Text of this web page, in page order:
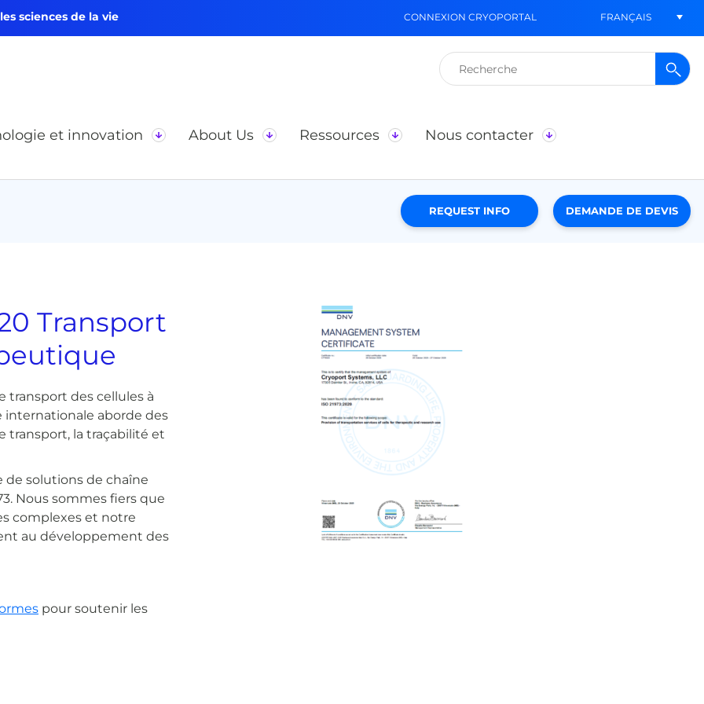
sciences de la vie CONNEXION CRYOPORTAL FRANÇAIS
Rechercher :
et innovation About Us Ressources Nous contacter
REQUEST INFO DEMANDE DE DEVIS
Transport
transport des cellules à
aborde des
transport, la traçabilité et
de solutions de chaîne
Nous sommes fiers que
complexes et notre
au développement des
pour soutenir les